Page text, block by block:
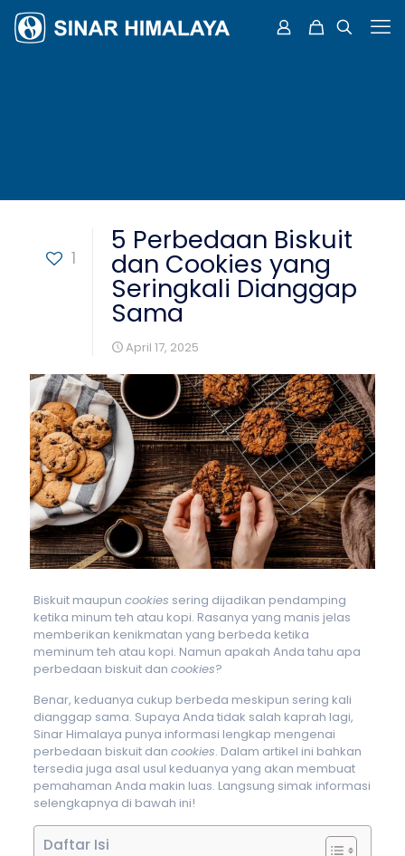
1
5 Perbedaan Biskuit
dan Cookies yang
Seringkali Dianggap
Sama
April 17, 2025
Biskuit maupun cookies sering dijadikan pendamping
ketika minum teh atau kopi. Rasanya yang manis jelas
memberikan kenikmatan yang berbeda ketika
meminum teh atau kopi. Namun apakah Anda tahu apa
perbedaan biskuit dan cookies?
Benar, keduanya cukup berbeda meskipun sering kali
dianggap sama. Supaya Anda tidak salah kaprah lagi,
Sinar Himalaya punya informasi lengkap mengenai
perbedaan biskuit dan cookies. Dalam artikel ini bahkan
tersedia juga asal usul keduanya yang akan membuat
pemahaman Anda makin luas. Langsung simak informasi
selengkapnya di bawah ini!
Daftar Isi